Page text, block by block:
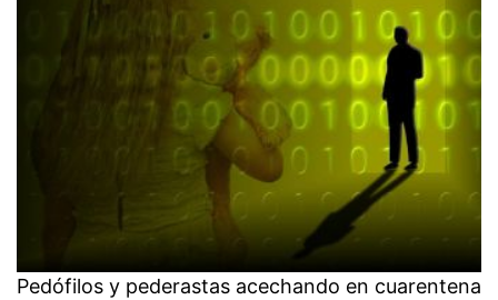
Pedófilos y pederastas acechando en cuarentena